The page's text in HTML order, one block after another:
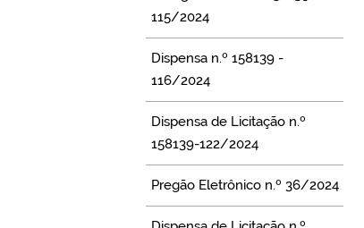
115/2024
Dispensa n.º 158139 -
116/2024
Dispensa de Licitação n.º
158139-122/2024
Pregão Eletrônico n.º 36/2024